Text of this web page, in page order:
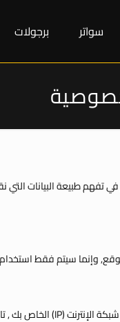
سواتر برجولات
طبيعة البيانات التي
وإنما سيتم فقط